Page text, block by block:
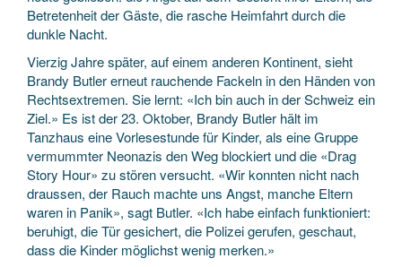
Betretenheit der Gäste, die rasche Heimfahrt durch die
dunkle Nacht.
Vierzig Jahre später, auf einem anderen Kontinent, sieht
Brandy Butler erneut rauchende Fackeln in den Händen von
Rechtsextremen. Sie lernt: «Ich bin auch in der Schweiz ein
Ziel.» Es ist der 23. Oktober, Brandy Butler hält im
Tanzhaus eine Vorlesestunde für Kinder, als eine Gruppe
vermummter Neonazis den Weg blockiert und die «Drag
Story Hour» zu stören versucht. «Wir konnten nicht nach
draussen, der Rauch machte uns Angst, manche Eltern
waren in Panik», sagt Butler. «Ich habe einfach funktioniert:
beruhigt, die Tür gesichert, die Polizei gerufen, geschaut,
dass die Kinder möglichst wenig merken.»